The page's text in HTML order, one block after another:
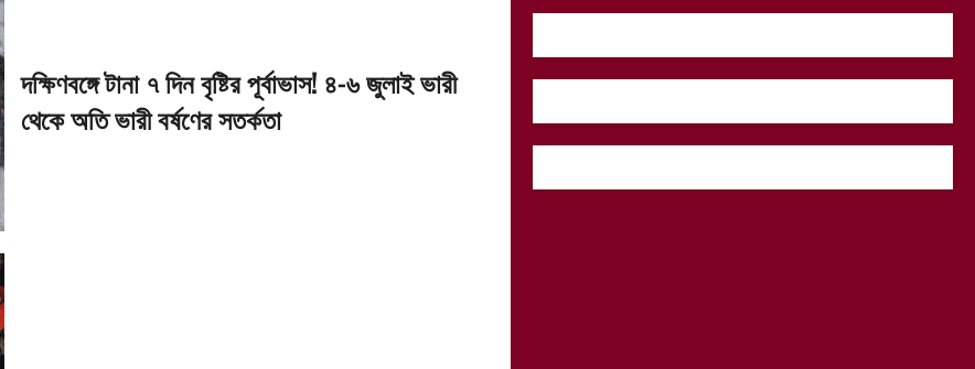
দক্ষিণবঙ্গে টানা ৭ দিন বৃষ্টির পূর্বাভাস! ৪-৬ জুলাই ভারী
থেকে অতি ভারী বর্ষণের সতর্কতা